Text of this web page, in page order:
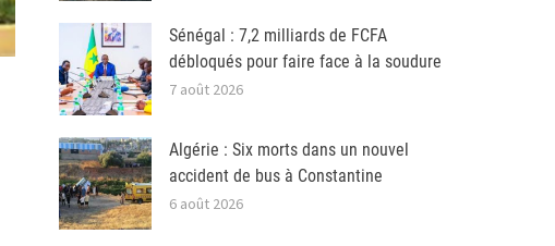
Sénégal : 7,2 milliards de FCFA
débloqués pour faire face à la soudure
7 août 2026
Algérie : Six morts dans un nouvel
accident de bus à Constantine
6 août 2026